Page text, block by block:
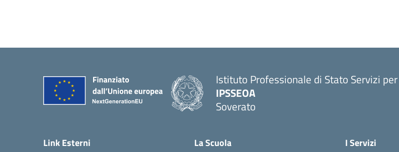
Istituto Professionale di Stato Servizi
IPSSEOA
Soverato
Link Esterni La Scuola I Servizi